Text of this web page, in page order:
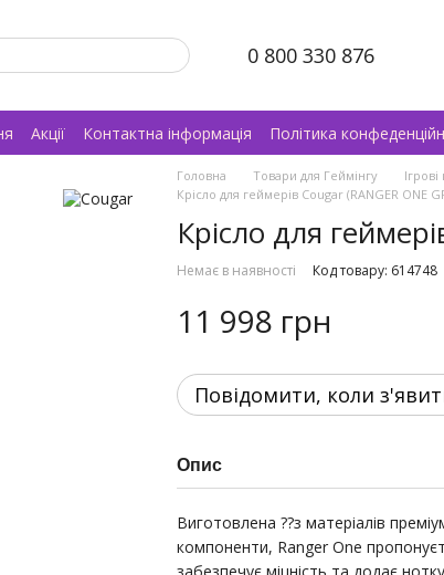
0 800 330 876
Акції Контактна інформація Політика
Головна Товари для Геймінгу Ігрові
Крісло для геймерів Cougar (RANGER ONE
Крісло для
Немає в наявності Код товару: 614748
11 998 грн
Повідомити, коли
Опис
Виготовлена ??з матеріалів
компоненти, Ranger One